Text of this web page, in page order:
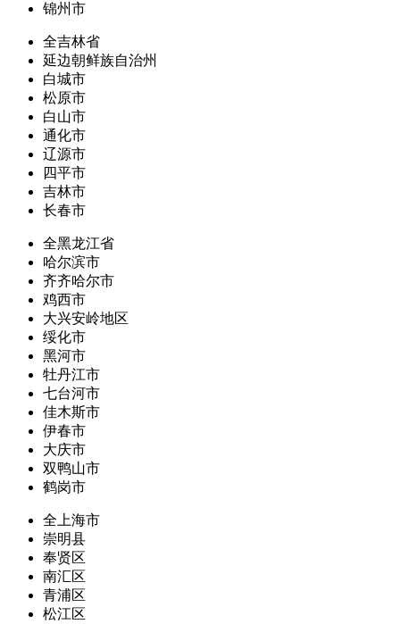
锦州市
全吉林省
延边朝鲜族自治州
白城市
松原市
白山市
通化市
辽源市
四平市
吉林市
长春市
全黑龙江省
哈尔滨市
齐齐哈尔市
鸡西市
大兴安岭地区
绥化市
黑河市
牡丹江市
七台河市
佳木斯市
伊春市
大庆市
双鸭山市
鹤岗市
全上海市
崇明县
奉贤区
南汇区
青浦区
松江区